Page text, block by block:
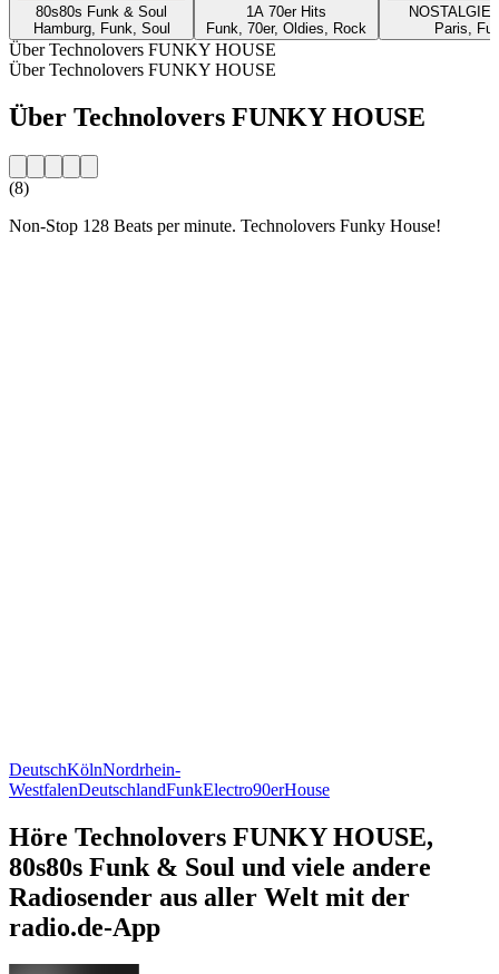
80s80s Funk & Soul
Hamburg, Funk, Soul
1A 70er Hits
Funk, 70er, Oldies, Rock
NOSTALGIE
Paris,
Über Technolovers FUNKY HOUSE
Über Technolovers FUNKY HOUSE
Über Technolovers FUNKY HOUSE
(8)
Non-Stop 128 Beats per minute. Technolovers Funky House!
DeutschKölnNordrhein-
WestfalenDeutschlandFunkElectro90erHouse
Höre Technolovers FUNKY HOUSE,
80s80s Funk & Soul und viele andere
Radiosender aus aller Welt mit der
radio.de-App